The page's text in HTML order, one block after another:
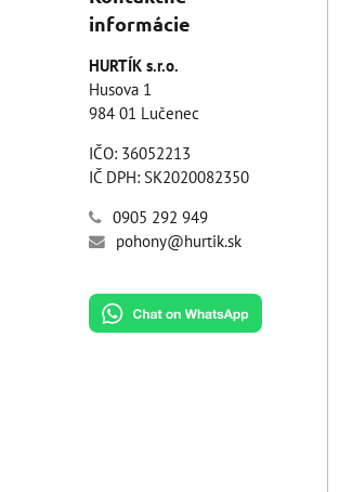
informácie
HURTÍK s.r.o.
Husova 1
984 01 Lučenec
IČO: 36052213
IČ DPH: SK2020082350
0905 292 949
pohony@hurtik.sk